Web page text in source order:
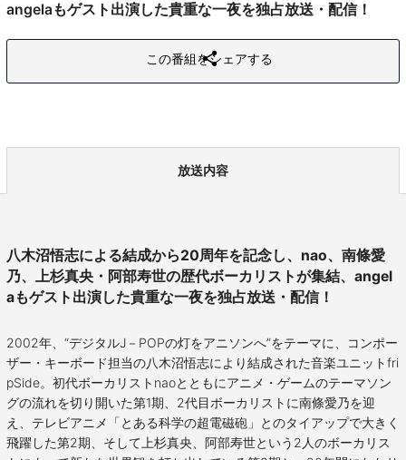
angelaもゲスト出演した貴重な一夜を独占放送・配信！
この番組をシェアする
放送内容
八木沼悟志による結成から20周年を記念し、nao、南條愛
乃、上杉真央・阿部寿世の歴代ボーカリストが集結、angel
aもゲスト出演した貴重な一夜を独占放送・配信！
2002年、“デジタルJ－POPの灯をアニソンへ”をテーマに、コンポー
ザー・キーボード担当の八木沼悟志により結成された音楽ユニットfri
pSide。初代ボーカリストnaoとともにアニメ・ゲームのテーマソン
グの流れを切り開いた第1期、2代目ボーカリストに南條愛乃を迎
え、テレビアニメ「とある科学の超電磁砲」とのタイアップで大きく
飛躍した第2期、そして上杉真央、阿部寿世という2人のボーカリス